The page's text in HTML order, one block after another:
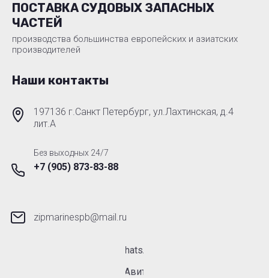
ПОСТАВКА СУДОВЫХ ЗАПАСНЫХ
ЧАСТЕЙ
производства большинства европейских и азиатских
производителей
Наши контакты
197136 г.Санкт Петербург, ул.Лахтинская, д.4
лит.А
Без выходных 24/7
+7 (905) 873-83-88
zipmarinespb@mail.ru
WhatsApp
Авито